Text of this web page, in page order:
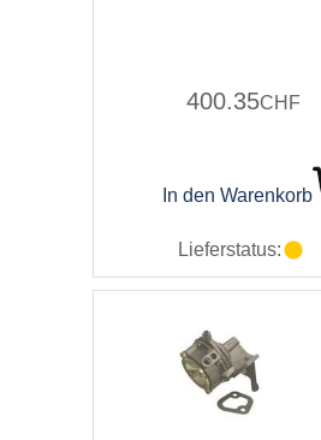
400.35CHF
In den Warenkorb
Lieferstatus: